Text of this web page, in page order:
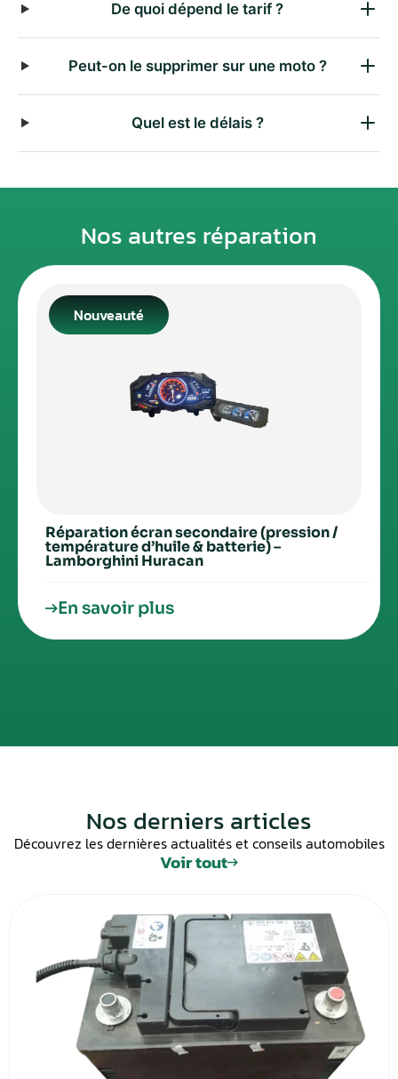
De quoi dépend le tarif ?
Peut-on le supprimer sur une moto ?
Quel est le délais ?
Nos autres réparation
Nouveauté
Réparation écran secondaire (pression /
température d’huile & batterie) –
Lamborghini Huracan
En savoir plus
Nos derniers articles
Découvrez les dernières actualités et conseils automobiles
Voir tout